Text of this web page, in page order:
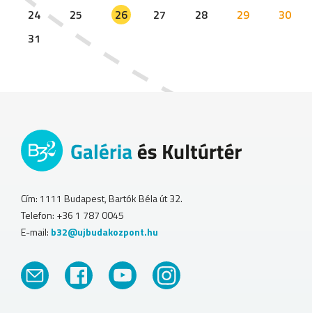
24
25 26 27 28 29
30
31
Cím: 1111 Budapest, Bartók Béla út 32.
Telefon: +36 1 787 0045
E-mail: b32@ujbudakozpont.hu